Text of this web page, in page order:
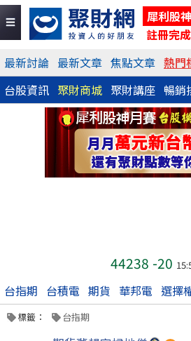
犀利股
註冊完
最新討論 最新文章 焦點文章 熱門
台股資訊 聚財商城 聚財講座 暢銷
44238 -20
台指期 台積電 期貨 華邦電 選擇
標籤： 台指期